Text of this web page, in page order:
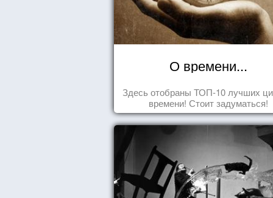
О времени...
Здесь отобраны ТОП-10 лучших
времени! Стоит задуматься!